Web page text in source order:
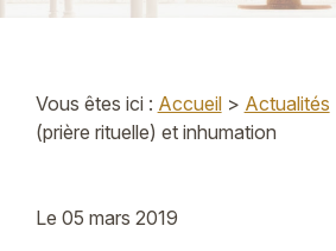
Vous êtes ici : Accueil> Actualités
(prière rituelle) et inhumation
Le 05 mars 2019